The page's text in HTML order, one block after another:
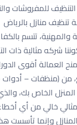
التنظيف للمفروشات
منازل
تتسم
شركه مثالية ذات
العمالة أقوى
من (منظفات –
الخاص بك،
خالي من أي
وإنما تأسست